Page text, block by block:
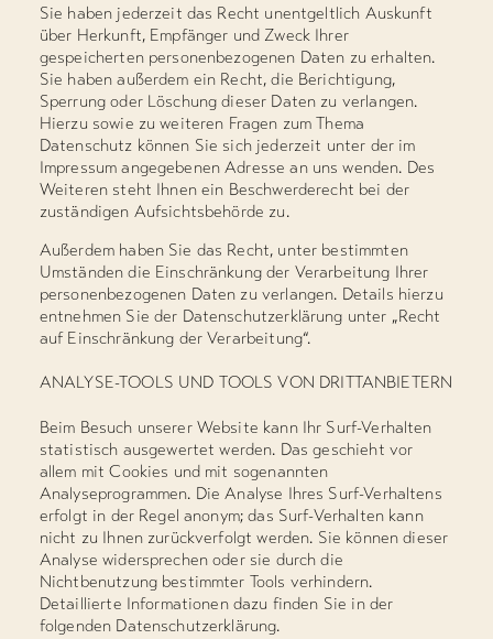
Sie haben jederzeit das Recht unentgeltlich Auskunft
über Herkunft, Empfänger und Zweck Ihrer
gespeicherten personenbezogenen Daten zu erhalten.
Sie haben außerdem ein Recht, die Berichtigung,
Sperrung oder Löschung dieser Daten zu verlangen.
Hierzu sowie zu weiteren Fragen zum Thema
Datenschutz können Sie sich jederzeit unter der im
Impressum angegebenen Adresse an uns wenden. Des
Weiteren steht Ihnen ein Beschwerderecht bei der
zuständigen Aufsichtsbehörde zu.
Außerdem haben Sie das Recht, unter bestimmten
Umständen die Einschränkung der Verarbeitung Ihrer
personenbezogenen Daten zu verlangen. Details hierzu
entnehmen Sie der Datenschutzerklärung unter „Recht
auf Einschränkung der Verarbeitung“.
ANALYSE-TOOLS UND TOOLS VON DRITTANBIETERN
Beim Besuch unserer Website kann Ihr Surf-Verhalten
statistisch ausgewertet werden. Das geschieht vor
allem mit Cookies und mit sogenannten
Analyseprogrammen. Die Analyse Ihres Surf-Verhaltens
erfolgt in der Regel anonym; das Surf-Verhalten kann
nicht zu Ihnen zurückverfolgt werden. Sie können dieser
Analyse widersprechen oder sie durch die
Nichtbenutzung bestimmter Tools verhindern.
Detaillierte Informationen dazu finden Sie in der
folgenden Datenschutzerklärung.